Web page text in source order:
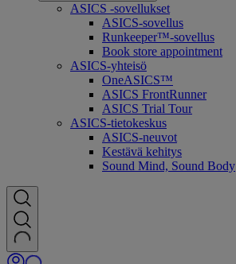
ASICS -sovellukset
ASICS-sovellus
Runkeeper™-sovellus
Book store appointment
ASICS-yhteisö
OneASICS™
ASICS FrontRunner
ASICS Trial Tour
ASICS-tietokeskus
ASICS-neuvot
Kestävä kehitys
Sound Mind, Sound Body